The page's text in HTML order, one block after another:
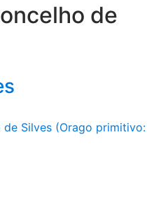
de
Silves (Orago